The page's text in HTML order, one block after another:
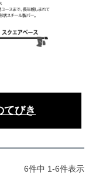
てびき
6件中 1-6件表示